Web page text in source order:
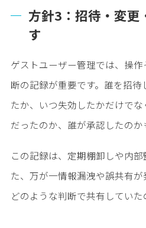
方針3：招待・変更
す
ゲストユーザー管理では、操
断の記録が重要です。誰を招
たか、いつ失効したかだけで
だったのか、誰が承認したのか
この記録は、定期棚卸しや内
た、万が一情報漏洩や誤共有
どのような判断で共有していた